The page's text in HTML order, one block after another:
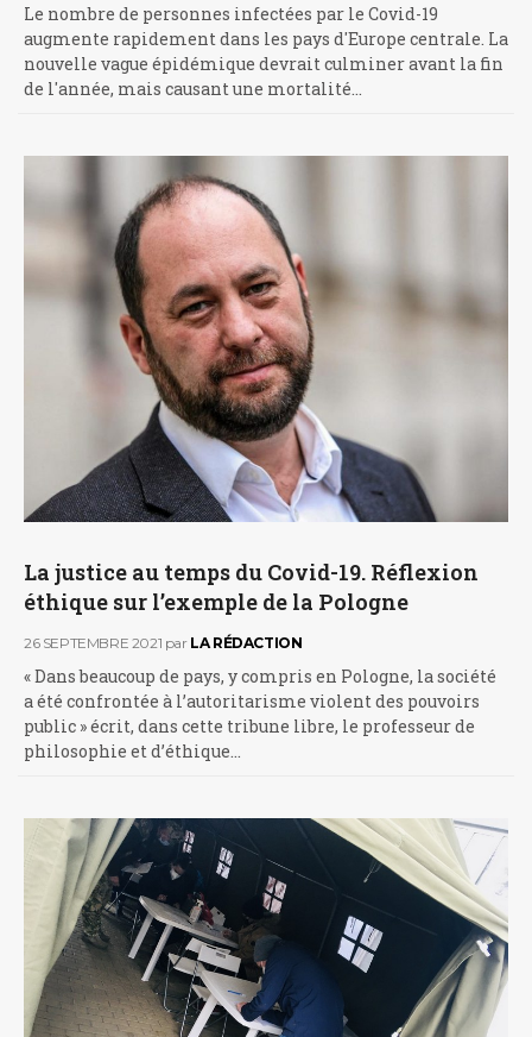
Le nombre de personnes infectées par le Covid-19
augmente rapidement dans les pays d'Europe centrale. La
nouvelle vague épidémique devrait culminer avant la fin
de l'année, mais causant une mortalité…
La justice au temps du Covid-19. Réflexion
éthique sur l’exemple de la Pologne
26 SEPTEMBRE 2021 par LA RÉDACTION
« Dans beaucoup de pays, y compris en Pologne, la société
a été confrontée à l’autoritarisme violent des pouvoirs
public » écrit, dans cette tribune libre, le professeur de
philosophie et d’éthique…